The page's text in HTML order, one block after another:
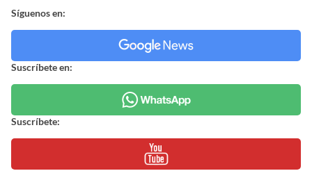
Síguenos en:
Suscríbete en:
Suscríbete: